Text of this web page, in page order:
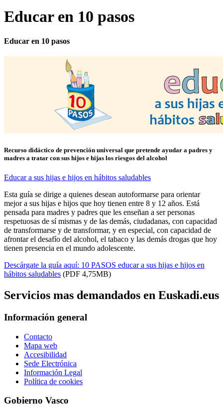
Educar en 10 pasos
Educar en 10 pasos
Recurso didáctico de prevención universal que pretende ayudar a padres y
madres a tratar con sus hijos e hijas los riesgos del alcohol
Educar a sus hijas e hijos en hábitos saludables
Esta guía se dirige a quienes desean autoformarse para orientar
mejor a sus hijas e hijos que hoy tienen entre 8 y 12 años. Está
pensada para madres y padres que les enseñan a ser personas
respetuosas de sí mismas y de las demás, ciudadanas, con capacidad
de transformarse y de transformar, y en especial, con capacidad de
afrontar el desafío del alcohol, el tabaco y las demás drogas que hoy
tienen presencia en el mundo adolescente.
Descárgate la guía aquí: 10 PASOS educar a sus hijas e hijos en
hábitos saludables (PDF 4,75MB)
Servicios mas demandados en Euskadi.eus
Información general
Contacto
Mapa web
Accesibilidad
Sede Electrónica
Información Legal
Política de cookies
Gobierno Vasco